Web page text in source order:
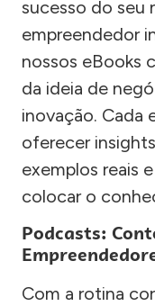
sucesso do seu
empreendedor
nossos eBooks
da ideia de
inovação. Cada
oferecer
exemplos reais
colocar o
Podcasts:
Com a rotina